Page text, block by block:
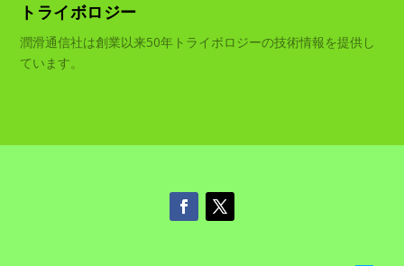
トライボロジー
潤滑通信社は創業以来50年トライボロジーの技術情報を提供し
ています。